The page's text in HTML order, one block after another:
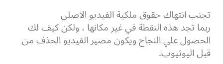
تجنب انتهاك حقوق ملكية الفيديو الاصلي
ربما تجد هذه النقطة في غير مكانها ، ولكن كيف لك
الحصول علي النجاح ويكون مصير الفيديو الحذف من
قبل اليوتيوب.